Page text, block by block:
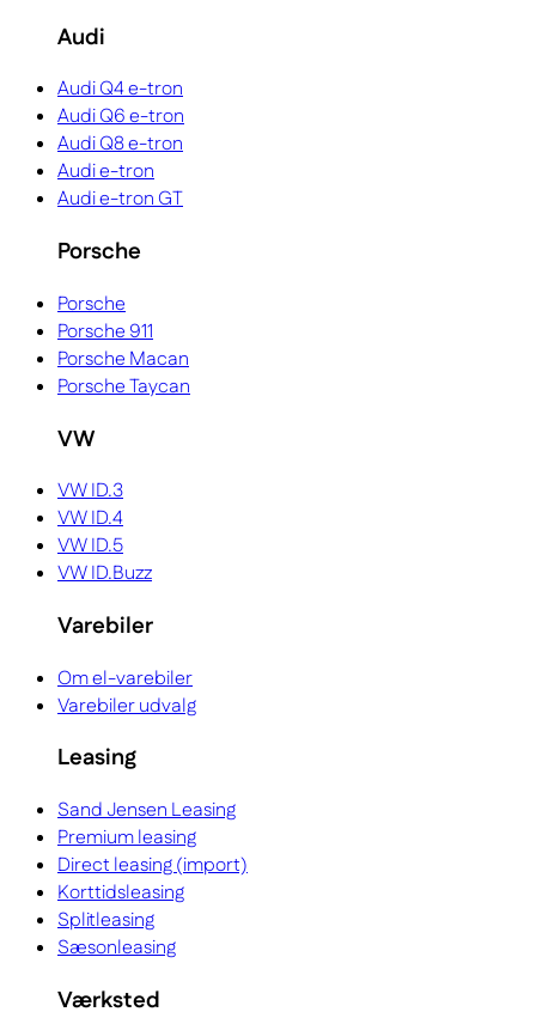
Audi
Audi Q4 e-tron
Audi Q6 e-tron
Audi Q8 e-tron
Audi e-tron
Audi e-tron GT
Porsche
Porsche
Porsche 911
Porsche Macan
Porsche Taycan
VW
VW ID.3
VW ID.4
VW ID.5
VW ID.Buzz
Varebiler
Om el-varebiler
Varebiler udvalg
Leasing
Sand Jensen Leasing
Premium leasing
Direct leasing (import)
Korttidsleasing
Splitleasing
Sæsonleasing
Værksted